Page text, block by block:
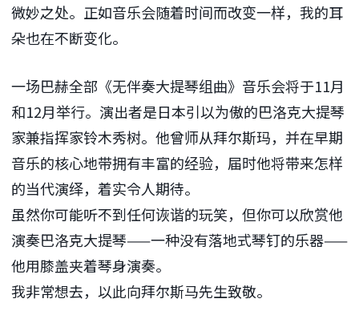
微妙之处。正如音乐会随着时间而改变一样，我的耳
朵也在不断变化。
一场巴赫全部《无伴奏大提琴组曲》音乐会将于11月
和12月举行。演出者是日本引以为傲的巴洛克大提琴
家兼指挥家铃木秀树。他曾师从拜尔斯玛，并在早期
音乐的核心地带拥有丰富的经验，届时他将带来怎样
的当代演绎，着实令人期待。
虽然你可能听不到任何诙谐的玩笑，但你可以欣赏他
演奏巴洛克大提琴——一种没有落地式琴钉的乐器——
他用膝盖夹着琴身演奏。
我非常想去，以此向拜尔斯马先生致敬。